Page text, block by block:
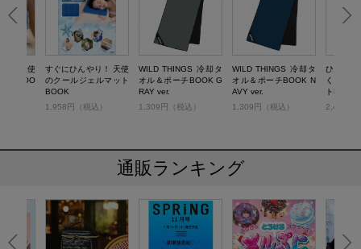
！ 天使
ドBOO
すぐにひんやり！ 天使
のクールジェルマット
BOOK
1,958円（税込）
WILD THINGS 冷却タ
オル＆ポーチBOOK G
RAY ver.
1,309円（税込）
WILD THINGS 冷却タ
オル＆ポーチBOOK N
AVY ver.
1,309円（税込）
ひんやり
く！ 驚
トBOOK
2,409円
通販ランキング